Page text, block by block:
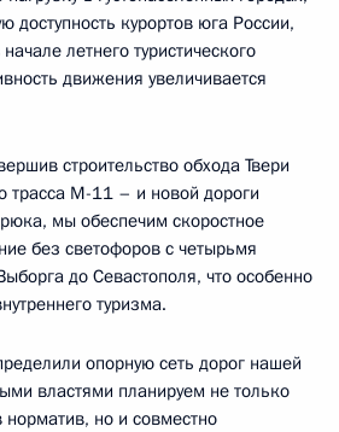
доступность курортов юга России,
летнего туристического
движения увеличивается
строительство обхода Твери
трасса М-11 – и новой дороги
мы обеспечим скоростное
без светофоров с четырьмя
до Севастополя, что особенно
туризма.
опорную сеть дорог нашей
властями планируем не только
норматив, но и совместно